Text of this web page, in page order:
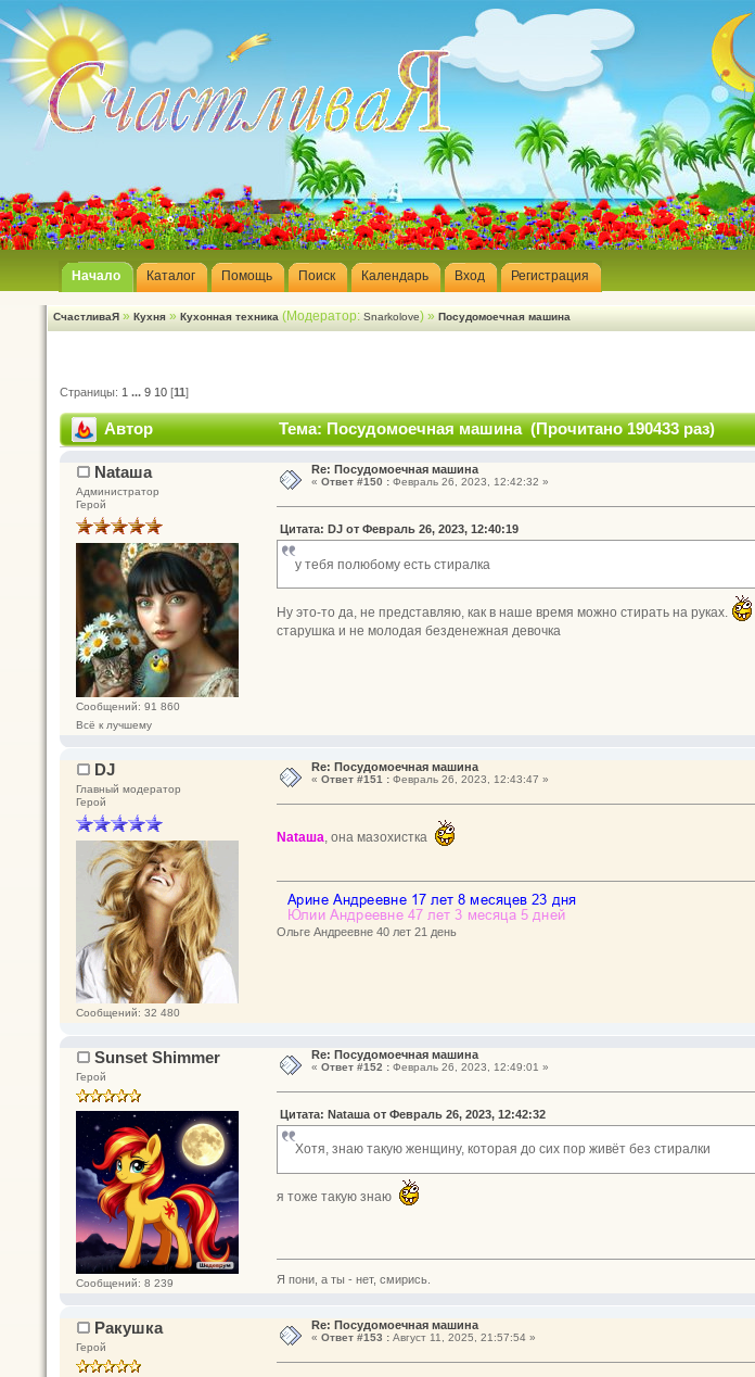
Начало Каталог Помощь Поиск Календарь Вход Регистрация
СчастливаЯ » Кухня » Кухонная техника (Модератор: Snarkolove) » Посудомоечная машина
Страницы: 1 ... 9 10 [11]
Автор Тема: Посудомоечная машина (Прочитано 190433 раз)
Nataшa
Администратор
Герой
Сообщений: 91 860
Всё к лучшему
Re: Посудомоечная машина
« Ответ #150 :Февраль 26, 2023, 12:42:32 »
Цитата: DJ от Февраль 26, 2023, 12:40:19
у тебя полюбому есть стиралка
Ну это-то да, не представляю, как в наше время можно стирать на руках.
старушка и не молодая безденежная девочка
DJ
Главный модератор
Герой
Сообщений: 32 480
Re: Посудомоечная машина
« Ответ #151 :Февраль 26, 2023, 12:43:47 »
Nataшa, она мазохистка
Ольге Андреевне 40 лет 21 день
Sunset Shimmer
Герой
Сообщений: 8 239
Re: Посудомоечная машина
« Ответ #152 :Февраль 26, 2023, 12:49:01 »
Цитата: Nataшa от Февраль 26, 2023, 12:42:32
Хотя, знаю такую женщину, которая до сих пор живёт без стиралки
я тоже такую знаю
Я пони, а ты - нет, смирись.
Ракушка
Герой
Re: Посудомоечная машина
« Ответ #153 :Август 11, 2025, 21:57:54 »